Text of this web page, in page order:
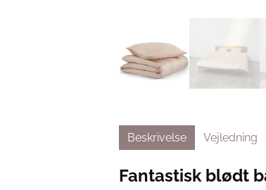
Beskrivelse Vejledning
Fantastisk blødt